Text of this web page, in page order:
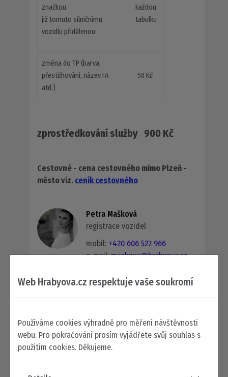
značkou
již tomuto silničnímu
vozidlu přidělenou
každou
tabulku
změna do TP (barva,
přestěhování, název FA
atd.)
50 Kč
zprostředkování služby 900 Kč
Cestovné - cena cestovného mimo Plzeň -
město viz. ceník cestovného
Petra Mašková
registrace vozidel
mobil: +420 606 522 966
e-mail:maskova@hrabyova.cz
schránkami na RV [posledních 6
číslic VIN]
Žádost o vydání tabulky
Web Hrabyova.cz respektuje vaše soukromí
Používáme cookies výhradně pro měření návštěvnosti
webu. Pro pokračování prosím vyjádřete svůj souhlas s
použitím cookies. Děkujeme.